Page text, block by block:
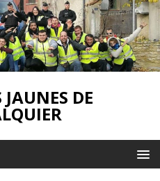
JAUNES DE